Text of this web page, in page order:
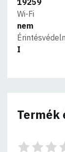
Wi-Fi
nem
I
Termék